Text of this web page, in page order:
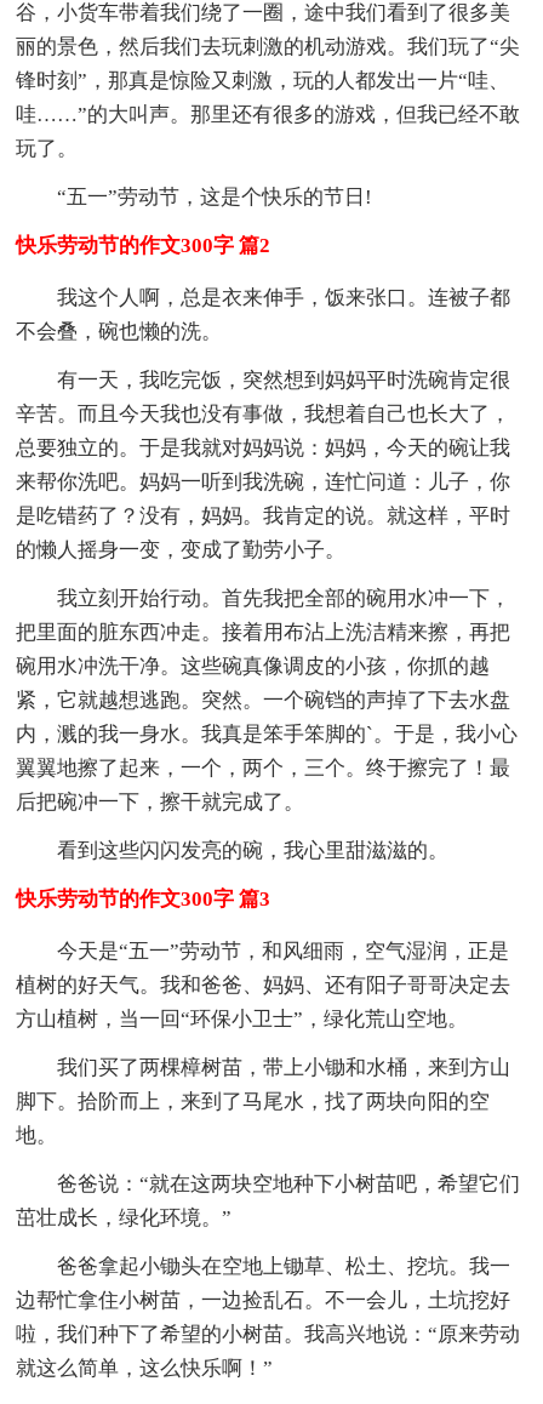
谷，小货车带着我们绕了一圈，途中我们看到了很多美
丽的景色，然后我们去玩刺激的机动游戏。我们玩了“尖
锋时刻”，那真是惊险又刺激，玩的人都发出一片“哇、
哇……”的大叫声。那里还有很多的游戏，但我已经不敢
玩了。
“五一”劳动节，这是个快乐的节日!
快乐劳动节的作文300字 篇2
我这个人啊，总是衣来伸手，饭来张口。连被子都
不会叠，碗也懒的洗。
有一天，我吃完饭，突然想到妈妈平时洗碗肯定很
辛苦。而且今天我也没有事做，我想着自己也长大了，
总要独立的。于是我就对妈妈说：妈妈，今天的碗让我
来帮你洗吧。妈妈一听到我洗碗，连忙问道：儿子，你
是吃错药了？没有，妈妈。我肯定的说。就这样，平时
的懒人摇身一变，变成了勤劳小子。
我立刻开始行动。首先我把全部的碗用水冲一下，
把里面的脏东西冲走。接着用布沾上洗洁精来擦，再把
碗用水冲洗干净。这些碗真像调皮的小孩，你抓的越
紧，它就越想逃跑。突然。一个碗铛的声掉了下去水盘
内，溅的我一身水。我真是笨手笨脚的`。于是，我小心
翼翼地擦了起来，一个，两个，三个。终于擦完了！最
后把碗冲一下，擦干就完成了。
看到这些闪闪发亮的碗，我心里甜滋滋的。
快乐劳动节的作文300字 篇3
今天是“五一”劳动节，和风细雨，空气湿润，正是
植树的好天气。我和爸爸、妈妈、还有阳子哥哥决定去
方山植树，当一回“环保小卫士”，绿化荒山空地。
我们买了两棵樟树苗，带上小锄和水桶，来到方山
脚下。拾阶而上，来到了马尾水，找了两块向阳的空
地。
爸爸说：“就在这两块空地种下小树苗吧，希望它们
茁壮成长，绿化环境。”
爸爸拿起小锄头在空地上锄草、松土、挖坑。我一
边帮忙拿住小树苗，一边捡乱石。不一会儿，土坑挖好
啦，我们种下了希望的小树苗。我高兴地说：“原来劳动
就这么简单，这么快乐啊！”